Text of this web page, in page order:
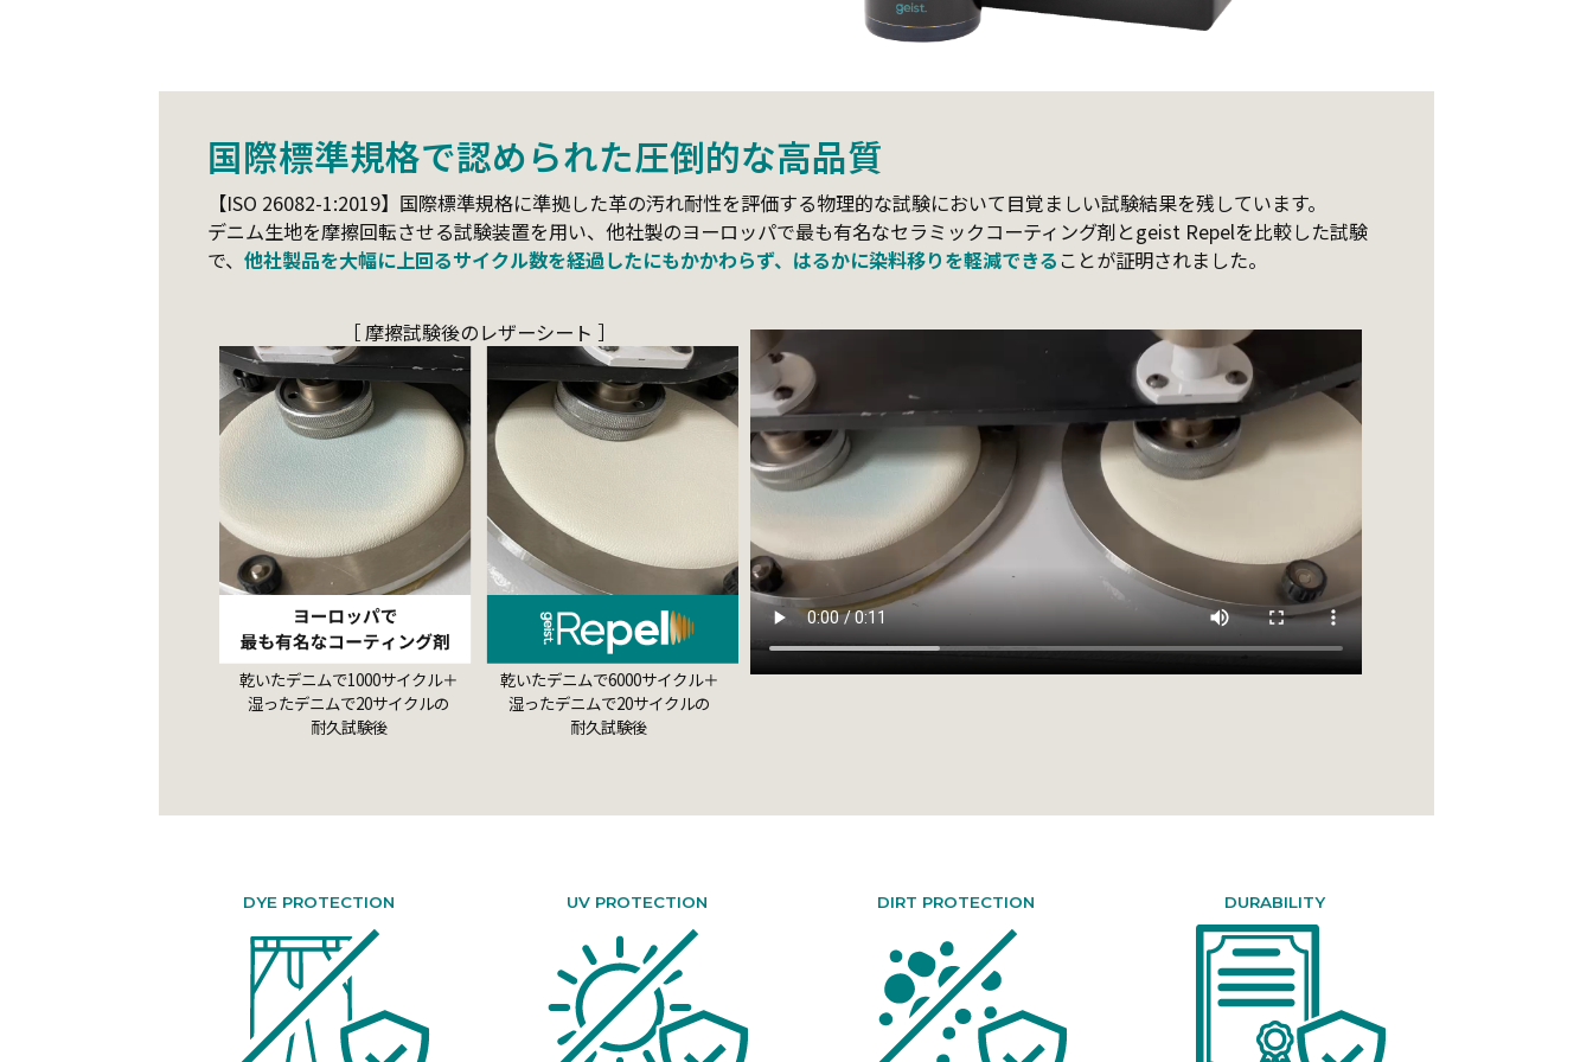
国際標準規格で認められた圧倒的な高品質
【ISO 26082-1:2019】国際標準規格に準拠した革の汚れ耐性を評価する物理的な試験において目覚ましい試験結果を残しています。
デニム生地を摩擦回転させる試験装置を用い、他社製のヨーロッパで最も有名なセラミックコーティング剤とgeist Repelを比較した試験
で、 他社製品を大幅に上回るサイクル数を経過したにもかかわらず、はるかに染料移りを軽減できる ことが証明されました。
［ 摩擦試験後のレザーシート ］
乾いたデニムで1000サイクル＋
湿ったデニムで20サイクルの
耐久試験後
乾いたデニムで6000サイクル＋
湿ったデニムで20サイクルの
耐久試験後
DYE PROTECTION UV PROTECTION DIRT PROTECTION DURABILITY